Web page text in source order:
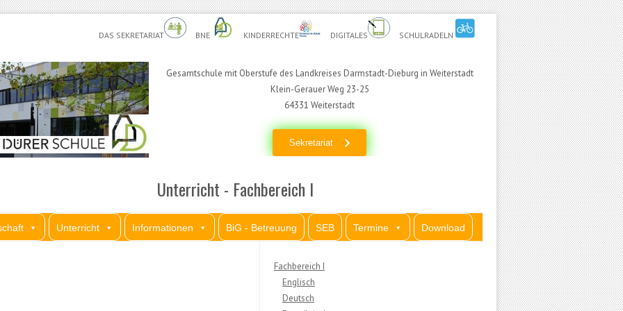
DAS SEKRETARIAT
BNE KINDERRECHTE DIGITALES SCHULRADELN
Gesamtschule mit Oberstufe des Landkreises Darmstadt-Dieburg in Weiterstadt
Klein-Gerauer Weg 23-25
64331 Weiterstadt
Sekretariat
Unterricht - Fachbereich I
Unterricht Informationen BiG - Betreuung SEB Termine Download
Fachbereich I
Englisch
Deutsch